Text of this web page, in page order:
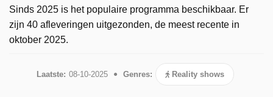
Sinds 2025 is het populaire programma beschikbaar. Er
zijn 40 afleveringen uitgezonden, de meest recente in
oktober 2025.
Laatste: 08-10-2025 Genres: Reality shows